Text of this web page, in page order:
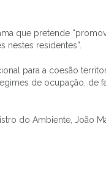
que pretende
residentes”.
para a coesão
de ocupação, de
do Ambiente, João